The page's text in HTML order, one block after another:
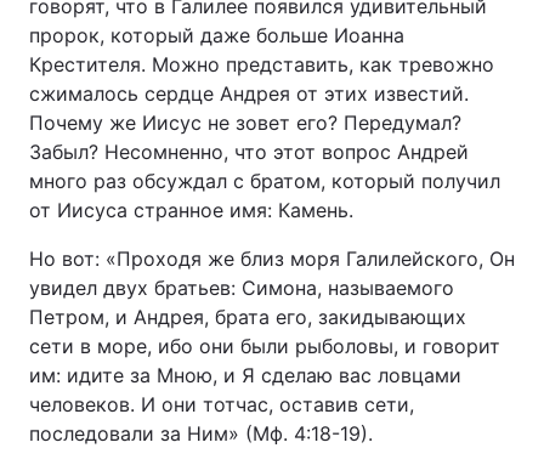
говорят, что в Галилее появился удивительный
пророк, который даже больше Иоанна
Крестителя. Можно представить, как тревожно
сжималось сердце Андрея от этих известий.
Почему же Иисус не зовет его? Передумал?
Забыл? Несомненно, что этот вопрос Андрей
много раз обсуждал с братом, который получил
от Иисуса странное имя: Камень.
Но вот: «Проходя же близ моря Галилейского, Он
увидел двух братьев: Симона, называемого
Петром, и Андрея, брата его, закидывающих
сети в море, ибо они были рыболовы, и говорит
им: идите за Мною, и Я сделаю вас ловцами
человеков. И они тотчас, оставив сети,
последовали за Ним» (Мф. 4:18-19).